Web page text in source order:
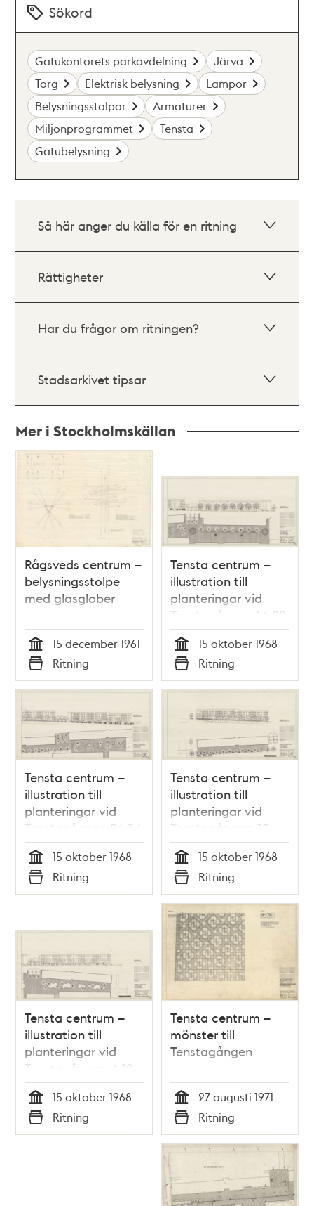
Sökord
Gatukontorets parkavdelning
Järva
Torg
Elektrisk belysning
Lampor
Belysningsstolpar
Armaturer
Miljonprogrammet
Tensta
Gatubelysning
Så här anger du källa för en ritning
Rättigheter
Har du frågor om ritningen?
Stadsarkivet tipsar
Mer i Stockholmskällan
Relaterade
poster
teman
Rågsveds centrum –
belysningsstolpe
med glasglober
Tid
15 december 1961
Typ
Ritning
Tensta centrum –
illustration till
planteringar vid
Tenstagången 14-22
Tid
15 oktober 1968
Typ
Ritning
Tensta centrum –
illustration till
planteringar vid
Tenstagången 24-34
Tid
15 oktober 1968
Typ
Ritning
Tensta centrum –
illustration till
planteringar vid
Tenstagången 32-
40
Tid
15 oktober 1968
Typ
Ritning
Tensta centrum –
illustration till
planteringar vid
Tenstagången 4-12
Tid
15 oktober 1968
Typ
Ritning
Tensta centrum –
mönster till
Tenstagången
Tid
27 augusti 1971
Typ
Ritning